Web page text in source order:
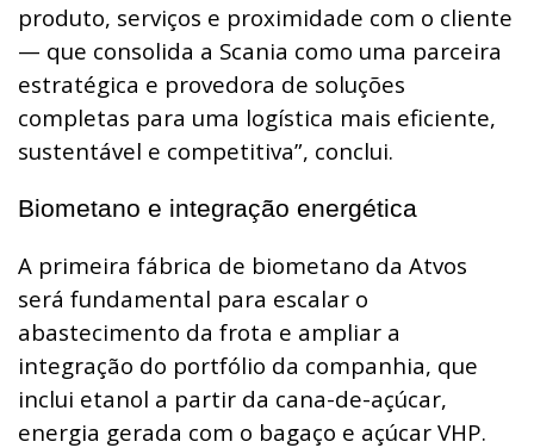
produto, serviços e proximidade com o cliente
— que consolida a Scania como uma parceira
estratégica e provedora de soluções
completas para uma logística mais eficiente,
sustentável e competitiva”, conclui.
Biometano e integração energética
A primeira fábrica de biometano da Atvos
será fundamental para escalar o
abastecimento da frota e ampliar a
integração do portfólio da companhia, que
inclui etanol a partir da cana-de-açúcar,
energia gerada com o bagaço e açúcar VHP.